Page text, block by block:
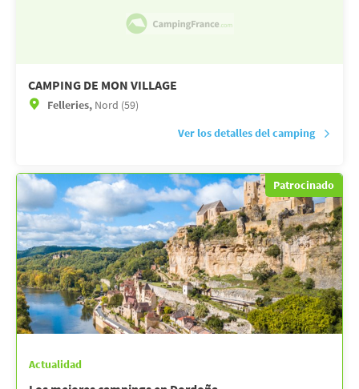
CAMPING DE MON VILLAGE
Felleries, Nord (59)
Ver los detalles del camping
Patrocinado
Actualidad